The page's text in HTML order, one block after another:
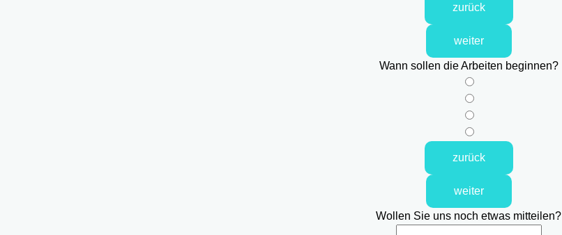
zurück
weiter
Wann sollen die Arbeiten beginnen?
zurück
weiter
Wollen Sie uns noch etwas mitteilen?